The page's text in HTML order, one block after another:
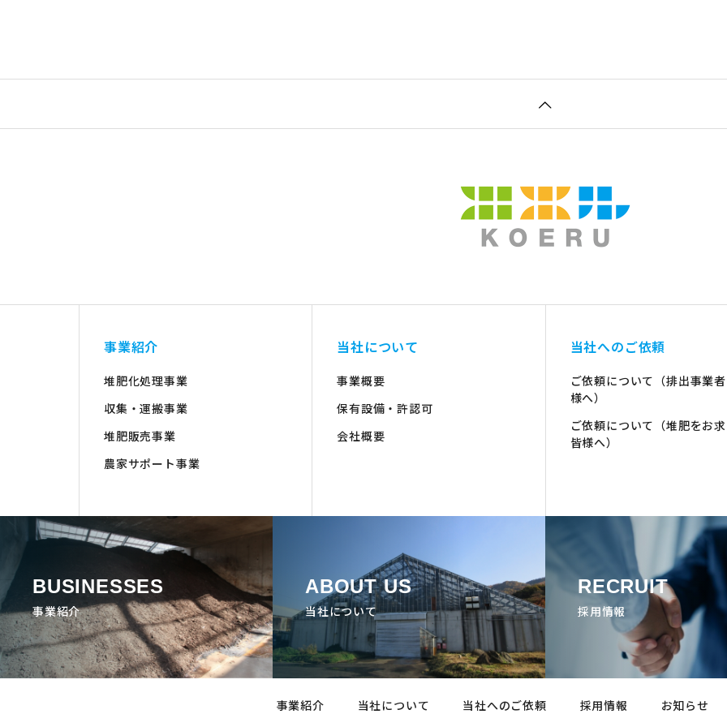
事業紹介
堆肥化処理事業
収集・運搬事業
堆肥販売事業
農家サポート事業
当社について
事業概要
保有設備・許認可
会社概要
当社へのご依頼
ご依頼について（排出事業
様へ）
ご依頼について（堆肥をお
皆様へ）
BUSINESSES
事業紹介
ABOUT US
当社について
RECRUIT
採用情報
事業紹介 当社について 当社へのご依頼 採用情報 お知らせ